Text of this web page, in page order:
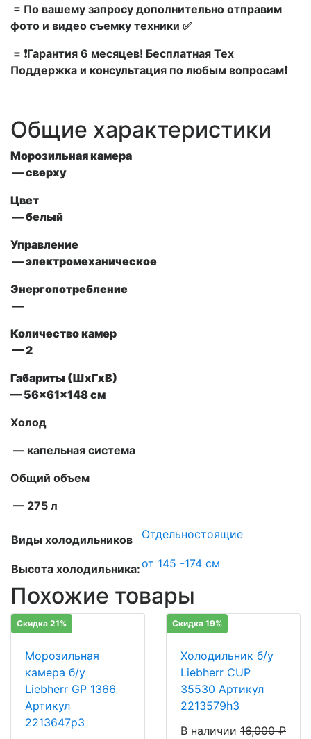
= По вашему запросу дополнительно отправим
фото и видео съемку техники ✅
= ❗Гарантия 6 месяцев! Бесплатная Тех
Поддержка и консультация по любым вопросам❗
Общие характеристики
Морозильная камера
— сверху
Цвет
— белый
Управление
— электромеханическое
Энергопотребление
—
Количество камер
— 2
Габариты (ШxГxВ)
— 56x61x148 см
Холод
— капельная система
Общий объем
— 275 л
Виды холодильников Отдельностоящие
Высота холодильника:от 145 -174 см
Похожие товары
Скидка 21%
Морозильная
камера б/у
Liebherr GP 1366
Артикул
2213647р3
Скидка 19%
Холодильник б/у
Liebherr CUP
35530 Артикул
2213579h3
В наличии 16,000₽